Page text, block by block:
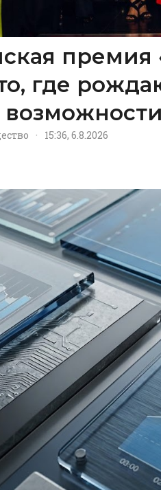
где
· 15:36, 6.8.2026